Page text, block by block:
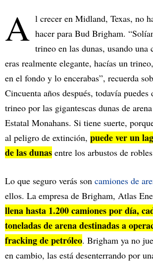
A l crecer en Midland, Texas, no
hacer para Bud Brigham.
trineo en las dunas, usando una
eras realmente elegante, hacías un
en el fondo y lo encerabas”, recuerda
Cincuenta años después, todavía puedes
trineo por las gigantescas dunas de
Estatal Monahans. Si tiene suerte,
al peligro de extinción, puede ver un
de las dunas entre los arbustos de
Lo que seguro verás son camiones de
ellos. La empresa de Brigham, Atlas
llena hasta 1.200 camiones por día,
toneladas de arena destinadas a
fracking de petróleo. Brigham ya no
en cambio, las está desenterrando por